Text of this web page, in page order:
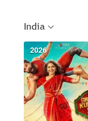
India
2026